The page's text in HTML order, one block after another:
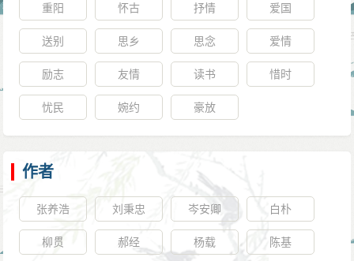
重阳 怀古 抒情 爱国
送别 思乡 思念 爱情
励志 友情 读书 惜时
忧民 婉约 豪放
作者
张养浩 刘秉忠 岑安卿 白朴
柳贯 郝经 杨载 陈基